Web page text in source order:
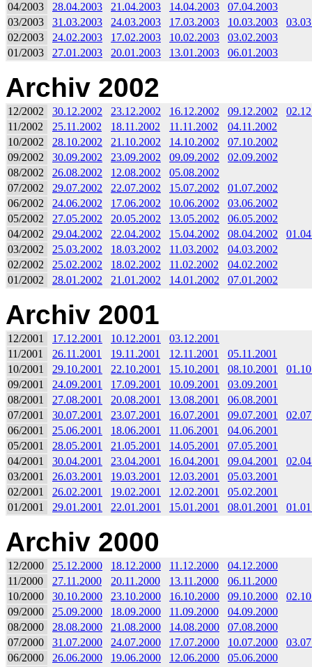
04/2003
28.04.2003 21.04.2003 14.04.2003
07.04.2003
03/2003
31.03.2003 24.03.2003 17.03.2003 10.03.2003
02/2003
24.02.2003 17.02.2003 10.02.2003
03.02.2003
01/2003
27.01.2003 20.01.2003 13.01.2003 06.01.2003
Archiv 2002
12/2002 30.12.2002 23.12.2002 16.12.2002 09.12.2002
11/2002
25.11.2002 18.11.2002 11.11.2002
04.11.2002
10/2002
28.10.2002 21.10.2002 14.10.2002
07.10.2002
09/2002
30.09.2002 23.09.2002 09.09.2002
02.09.2002
08/2002
26.08.2002 12.08.2002
05.08.2002
07/2002
29.07.2002 22.07.2002 15.07.2002
01.07.2002
06/2002
24.06.2002 17.06.2002 10.06.2002
03.06.2002
05/2002
27.05.2002 20.05.2002 13.05.2002
06.05.2002
04/2002
29.04.2002 22.04.2002 15.04.2002 08.04.2002
03/2002
25.03.2002 18.03.2002 11.03.2002
04.03.2002
02/2002
25.02.2002 18.02.2002 11.02.2002
04.02.2002
01/2002
28.01.2002 21.01.2002 14.01.2002 07.01.2002
Archiv 2001
12/2001 17.12.2001 10.12.2001
03.12.2001
11/2001
26.11.2001 19.11.2001 12.11.2001
05.11.2001
10/2001
29.10.2001 22.10.2001 15.10.2001 08.10.2001
09/2001
24.09.2001 17.09.2001 10.09.2001
03.09.2001
08/2001
27.08.2001 20.08.2001 13.08.2001
06.08.2001
07/2001
30.07.2001 23.07.2001 16.07.2001 09.07.2001
06/2001
25.06.2001 18.06.2001 11.06.2001
04.06.2001
05/2001
28.05.2001 21.05.2001 14.05.2001
07.05.2001
04/2001
30.04.2001 23.04.2001 16.04.2001 09.04.2001
03/2001
26.03.2001 19.03.2001 12.03.2001
05.03.2001
02/2001
26.02.2001 19.02.2001 12.02.2001
05.02.2001
01/2001
29.01.2001 22.01.2001 15.01.2001 08.01.2001
Archiv 2000
12/2000 25.12.2000 18.12.2000 11.12.2000
04.12.2000
11/2000
27.11.2000 20.11.2000 13.11.2000
06.11.2000
10/2000
30.10.2000 23.10.2000 16.10.2000 09.10.2000
09/2000
25.09.2000 18.09.2000 11.09.2000
04.09.2000
08/2000
28.08.2000 21.08.2000 14.08.2000
07.08.2000
07/2000
31.07.2000 24.07.2000 17.07.2000 10.07.2000
06/2000
26.06.2000 19.06.2000 12.06.2000 05.06.2000